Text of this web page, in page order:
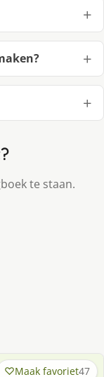
te staan.
Maak favoriet47